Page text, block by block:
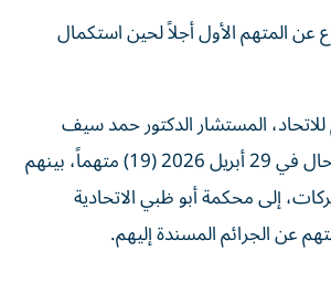
المتهم الأول أجلاً لحين استكمال
للاتحاد، المستشار الدكتور حمد سيف
الشامسي، كان قد أحال في 29 أبريل 2026 (19) متهماً، بينهم
و(6) شركات، إلى محكمة أبو ظبي الاتحادية
عن الجرائم المسندة إليهم.